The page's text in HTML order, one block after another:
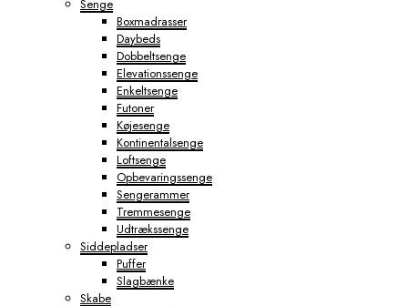
Senge
Boxmadrasser
Daybeds
Dobbeltsenge
Elevationssenge
Enkeltsenge
Futoner
Køjesenge
Kontinentalsenge
Loftsenge
Opbevaringssenge
Sengerammer
Tremmesenge
Udtrækssenge
Siddepladser
Puffer
Slagbænke
Skabe